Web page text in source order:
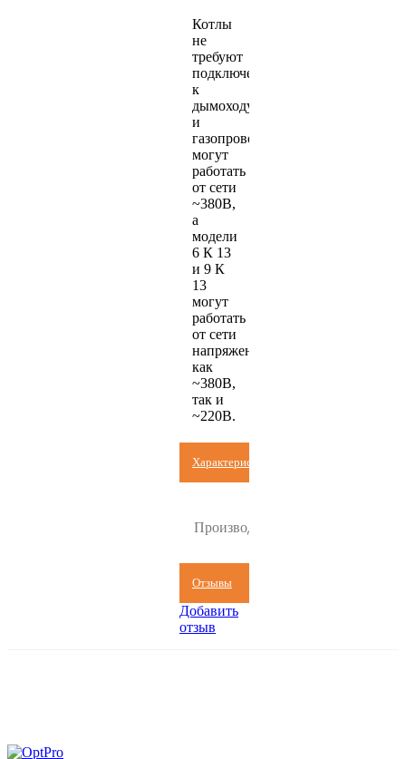
Котлы
не
требуют
подключения
к
дымоходу
и
газопроводу,
могут
работать
от сети
~380В,
а
модели
6 К 13
и 9 К
13
могут
работать
от сети
напряжением
как
~380В,
так и
~220В.
Характеристики
Производитель
Отзывы
Добавить
отзыв